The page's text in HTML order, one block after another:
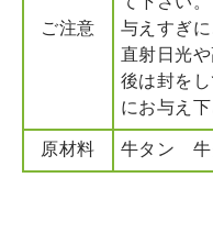
ご注意
与えすぎに
直射日光
後は封を
にお与え下
原材料 牛タン 牛